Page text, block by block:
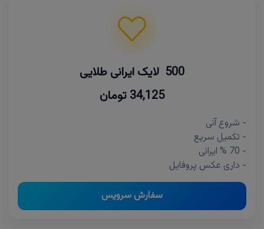
500 لایک ایرانی طلایی
34,125 تومان
- شروع آنی
- تکمیل سریع
- 70 % ایرانی
- داری عکس پروفایل
سفارش سرویس